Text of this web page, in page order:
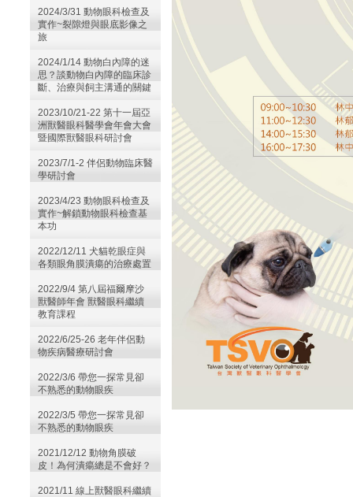
2024/3/31 動物眼科檢查及
實作~裂隙燈與眼底影像之
旅
2024/1/14 動物白內障的迷
思？談動物白內障的臨床診
斷、治療與飼主溝通的關鍵
2023/10/21-22 第十一屆亞
洲獸醫眼科醫學會年會大會
暨國際獸醫眼科研討會
2023/7/1-2 伴侶動物臨床醫
學研討會
2023/4/23 動物眼科檢查及
實作~解鎖動物眼科檢查基
本功
2022/12/11 犬貓乾眼症與
各類眼角膜潰瘍的治療處置
2022/9/4 第八屆福爾摩沙
獸醫師年會 獸醫眼科繼續
教育課程
2022/6/25-26 老年伴侶動
物疾病醫療研討會
2022/3/6 帶您一探常見卻
不熟悉的動物眼疾
2022/3/5 帶您一探常見卻
不熟悉的動物眼疾
2021/12/12 動物角膜破
皮！為何潰瘍總是不會好？
2021/11 線上獸醫眼科繼續